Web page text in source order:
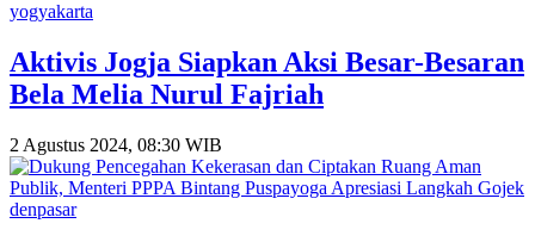
yogyakarta
Aktivis Jogja Siapkan Aksi Besar-Besaran
Bela Melia Nurul Fajriah
2 Agustus 2024, 08:30 WIB
denpasar